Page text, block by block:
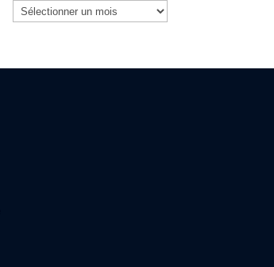
Archives